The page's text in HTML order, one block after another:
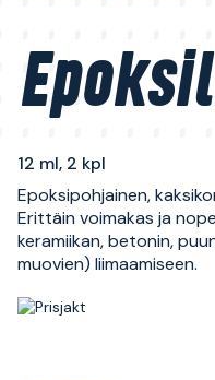
12 ml, 2 kpl
Epoksipohjainen,
Erittäin voimakas ja
keramiikan, betonin,
muovien) liimaamiseen.